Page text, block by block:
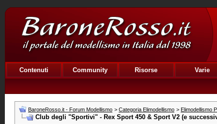
Contenuti Community Risorse Varie
BaroneRosso.it - Forum Modellismo > Categoria Elimodellismo > Elimodellismo
Club degli "Sportivi" - Rex Sport 450 & Sport V2 (e